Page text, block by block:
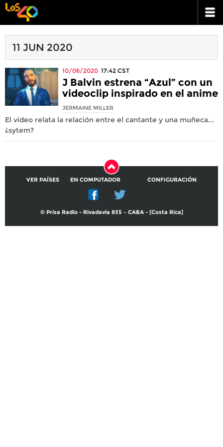
11 JUN 2020
10/06/2020 17:42 CST
J Balvin estrena “Azul” con un
videoclip inspirado en el anime
JERMAINE MILLER
El video relata la relación entre el cantante y una muñeca...
¿sytem?
VER PAÍSES EN COMPUTADOR CONFIGURACIÓN
© Prisa Radio - Rivadavia 835 – CABA - [Costa Rica]